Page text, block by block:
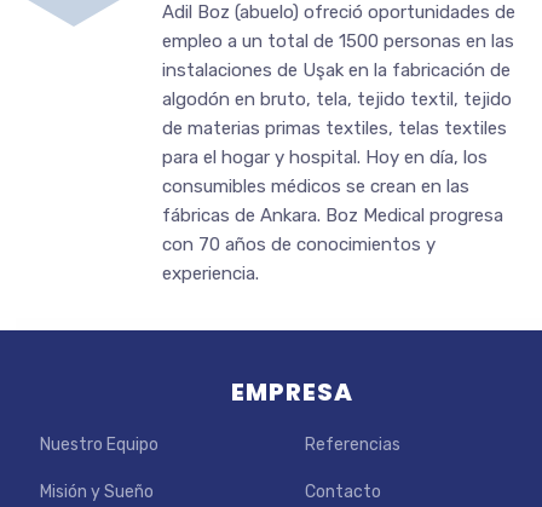
Adil Boz (abuelo) ofreció oportunidades de
empleo a un total de 1500 personas en las
instalaciones de Uşak en la fabricación de
algodón en bruto, tela, tejido textil, tejido
de materias primas textiles, telas textiles
para el hogar y hospital. Hoy en día, los
consumibles médicos se crean en las
fábricas de Ankara. Boz Medical progresa
con 70 años de conocimientos y
experiencia.
EMPRESA
Nuestro Equipo Referencias
Misión y Sueño Contacto